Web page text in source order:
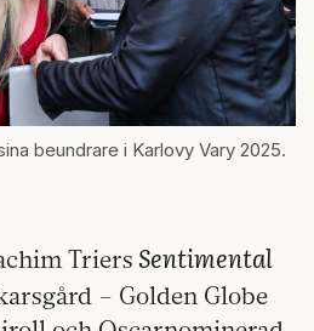
beundrare i Karlovy Vary 2025.
Triers Sentimental
– Golden Globe